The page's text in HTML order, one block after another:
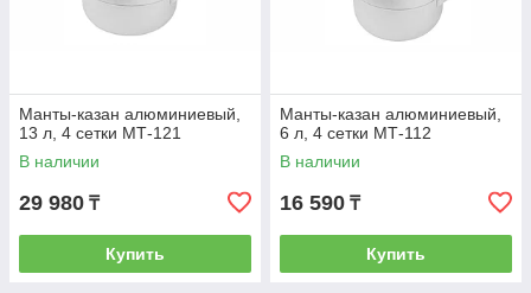
Манты-казан алюминиевый,
13 л, 4 сетки МТ-121
В наличии
29 980 ₸
Купить
Манты-казан алюминиевый,
6 л, 4 сетки МТ-112
В наличии
16 590 ₸
Купить